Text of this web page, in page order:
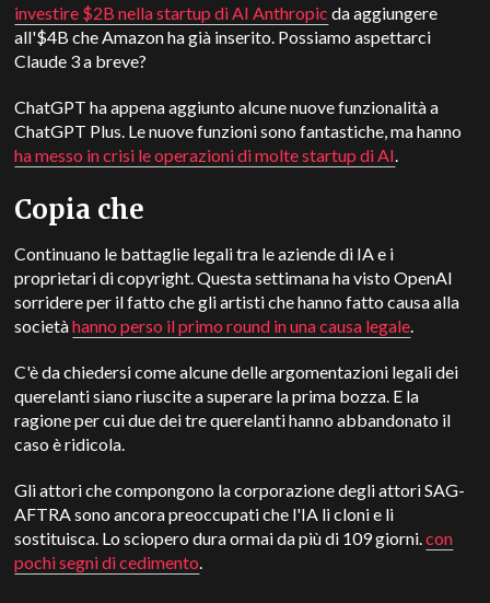
investire $2B nella startup di AI Anthropic da aggiungere
all'$4B che Amazon ha già inserito. Possiamo aspettarci
Claude 3 a breve?
ChatGPT ha appena aggiunto alcune nuove funzionalità a
ChatGPT Plus. Le nuove funzioni sono fantastiche, ma hanno
ha messo in crisi le operazioni di molte startup di AI.
Copia che
Continuano le battaglie legali tra le aziende di IA e i
proprietari di copyright. Questa settimana ha visto OpenAI
sorridere per il fatto che gli artisti che hanno fatto causa alla
societàhanno perso il primo round in una causa legale.
C'è da chiedersi come alcune delle argomentazioni legali dei
querelanti siano riuscite a superare la prima bozza. E la
ragione per cui due dei tre querelanti hanno abbandonato il
caso è ridicola.
Gli attori che compongono la corporazione degli attori SAG-
AFTRA sono ancora preoccupati che l'IA li cloni e li
sostituisca. Lo sciopero dura ormai da più di 109 giorni.con
pochi segni di cedimento.